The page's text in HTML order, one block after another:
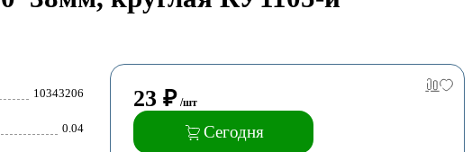
10343206
0.04
23 ₽ /шт
Сегодня